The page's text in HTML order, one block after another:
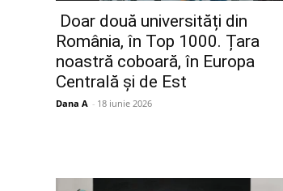
Doar două universități din
România, în Top 1000. Țara
noastră coboară, în Europa
Centrală și de Est
Dana A - 18 iunie 2026